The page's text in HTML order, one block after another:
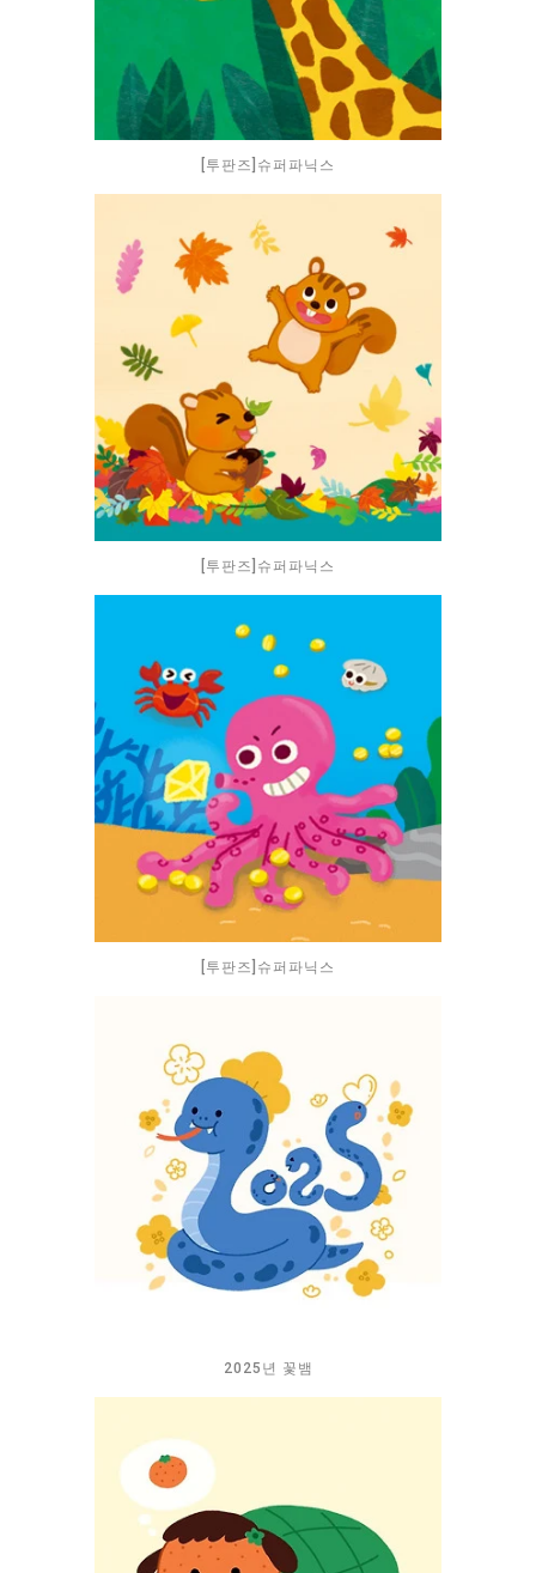
[투판즈]슈퍼파닉스
[투판즈]슈퍼파닉스
[투판즈]슈퍼파닉스
2025년 꽃뱀